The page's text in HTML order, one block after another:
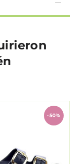
-50%